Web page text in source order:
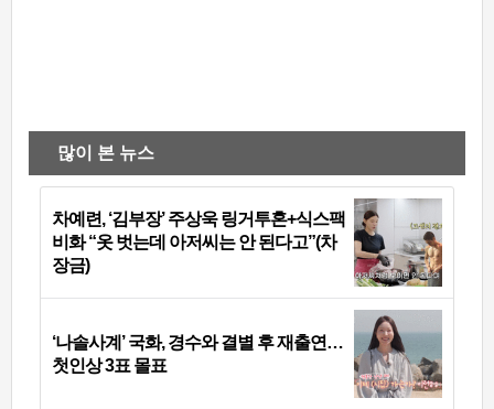
많이 본 뉴스
차예련, ‘김부장’ 주상욱 링거투혼+식스팩
비화 “옷 벗는데 아저씨는 안 된다고”(차
장금)
‘나솔사계’ 국화, 경수와 결별 후 재출연…
첫인상 3표 몰표